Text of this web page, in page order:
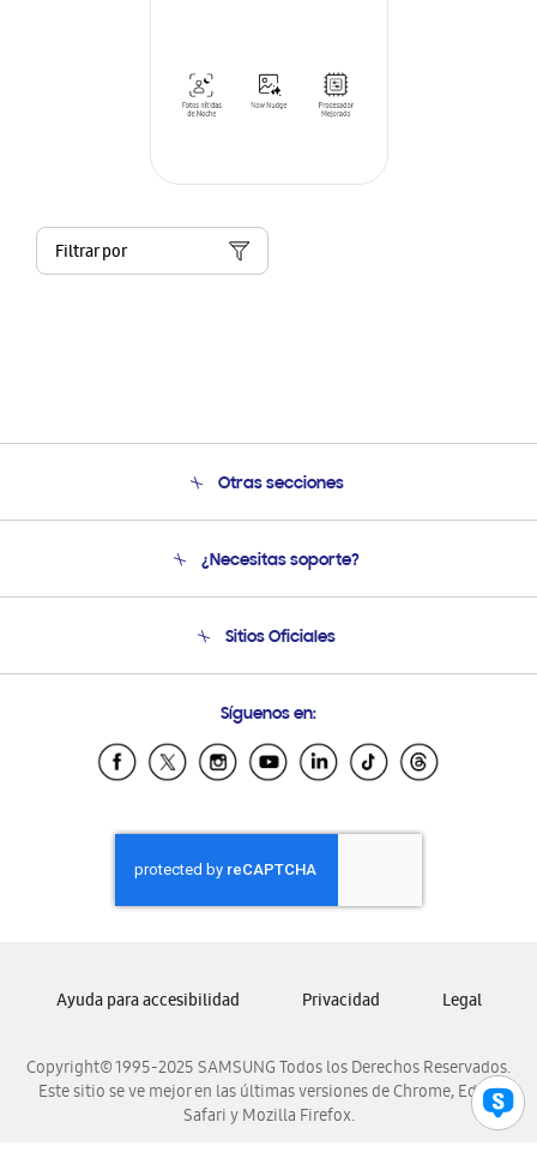
Filtrar por
Otras secciones
Soporte
Condiciones de Compra
¿Necesitas soporte?
Soporte vía eMail
Sitios Oficiales
Samsung Ecuador
Samsung El Salvador
Samsung Honduras
Samsung Nicaragua
Samsung Panamá
Samsung Venezuela
Síguenos en:
Copyright© 1995-2025 SAMSUNG Todos los Derechos Reservados.
Este sitio se ve mejor en las últimas versiones de Chrome, Edge,
Safari y Mozilla Firefox.
Ayuda para accesibilidad Privacidad Legal